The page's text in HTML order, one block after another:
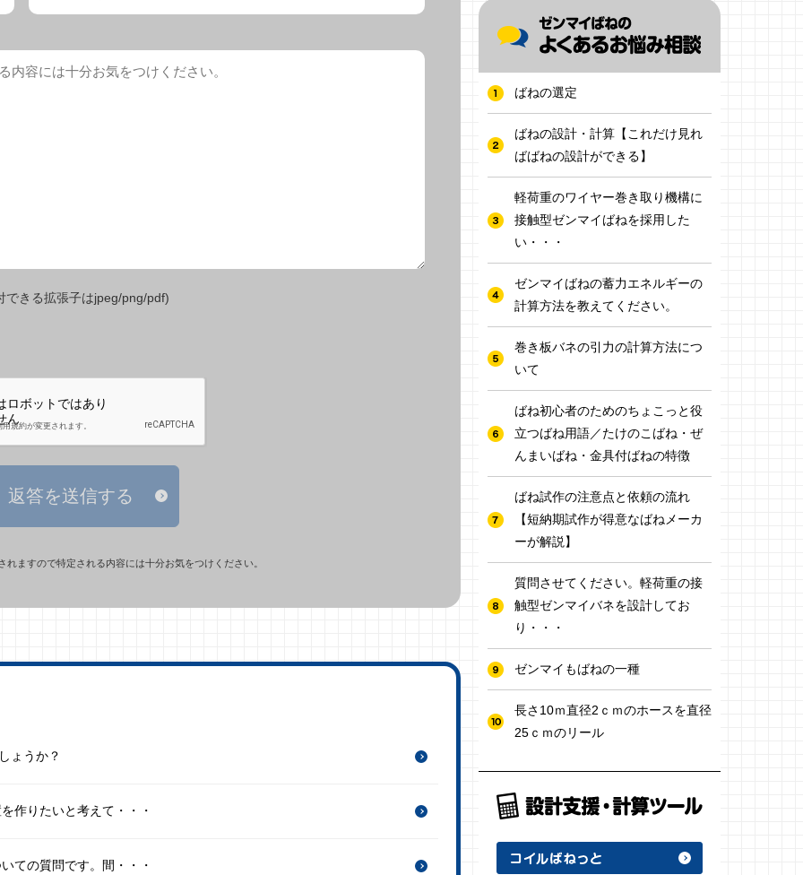
できる拡張子はjpeg/png/pdf)
返答を送信する
ますので特定される内容には十分お気をつけください。
ょうか？
作りたいと考えて・・・
ての質問です。間・・・
ばねの選定
ばねの設計・計算【これだけ見れ
ばばねの設計ができる】
軽荷重のワイヤー巻き取り機構に
接触型ゼンマイばねを採用した
い・・・
ゼンマイばねの蓄力エネルギーの
計算方法を教えてください。
巻き板バネの引力の計算方法につ
いて
ばね初心者のためのちょこっと役
立つばね用語／たけのこばね・ぜ
んまいばね・金具付ばねの特徴
ばね試作の注意点と依頼の流れ
【短納期試作が得意なばねメーカ
ーが解説】
質問させてください。軽荷重の接
触型ゼンマイバネを設計してお
り・・・
ゼンマイもばねの一種
長さ10ｍ直径2ｃｍのホースを直径
25ｃｍのリール